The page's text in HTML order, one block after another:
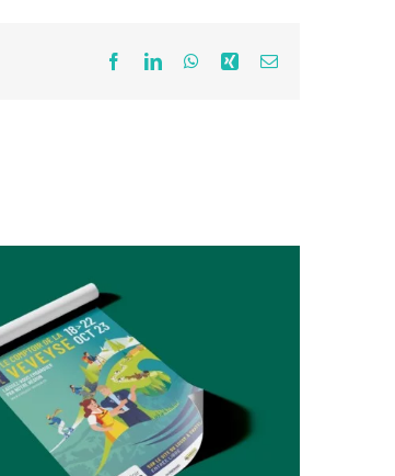
FacebookLinkedInWhatsApp
Xing Email